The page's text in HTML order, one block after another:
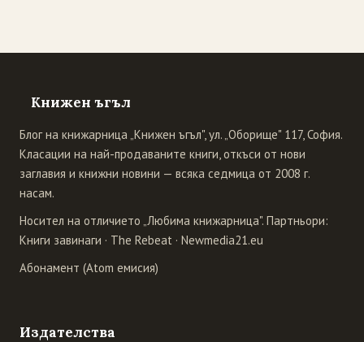
Книжен ъгъл
Блог на книжарница „Книжен ъгъл", ул. „Оборище" 117, София.
Класации на най-продаваните книги, откъси от нови
заглавия и книжни новини — всяка седмица от 2008 г.
насам.
Носител на отличието „Любима книжарница". Партньори:
Книги завинаги · The Rebeat · Newmedia21.eu
Абонамент (Atom емисия)
Издателства